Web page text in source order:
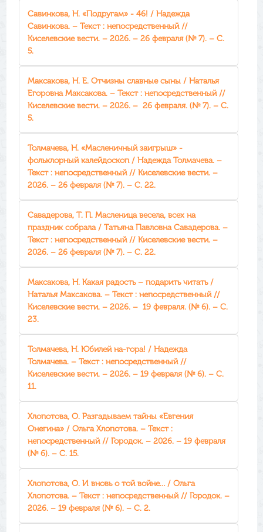
Савинкова, Н. «Подругам» - 46! / Надежда
Савинкова. – Текст : непосредственный //
Киселевские вести. – 2026. – 26 февраля (№ 7). – С.
5.
Максакова, Н. Е. Отчизны славные сыны / Наталья
Егоровна Максакова. – Текст : непосредственный //
Киселевские вести. – 2026. – 26 февраля. (№ 7). – С.
5.
Толмачева, Н. «Масленичный заигрыш» -
фольклорный калейдоскоп / Надежда Толмачева. –
Текст : непосредственный // Киселевские вести. –
2026. – 26 февраля (№ 7). – С. 22.
Савадерова, Т. П. Масленица весела, всех на
праздник собрала / Татьяна Павловна Савадерова. –
Текст : непосредственный // Киселевские вести. –
2026. – 26 февраля (№ 7). – С. 22.
Максакова, Н. Какая радость – подарить читать /
Наталья Максакова. – Текст : непосредственный //
Киселевские вести. – 2026. – 19 февраля. (№ 6). – С.
23.
Толмачева, Н. Юбилей на-гора! / Надежда
Толмачева. – Текст : непосредственный //
Киселевские вести. – 2026. – 19 февраля (№ 6). – С.
11.
Хлопотова, О. Разгадываем тайны «Евгения
Онегина» / Ольга Хлопотова. – Текст :
непосредственный // Городок. – 2026. – 19 февраля
(№ 6). – С. 15.
Хлопотова, О. И вновь о той войне… / Ольга
Хлопотова. – Текст : непосредственный // Городок. –
2026. – 19 февраля (№ 6). – С. 2.